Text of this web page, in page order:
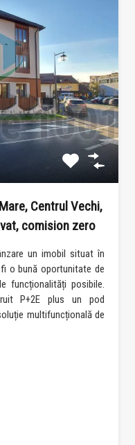
Centrul Vechi,
comision zero
un imobil situat în
o bună oportunitate de
funcționalități posibile.
P+2E plus un pod
multifuncțională de